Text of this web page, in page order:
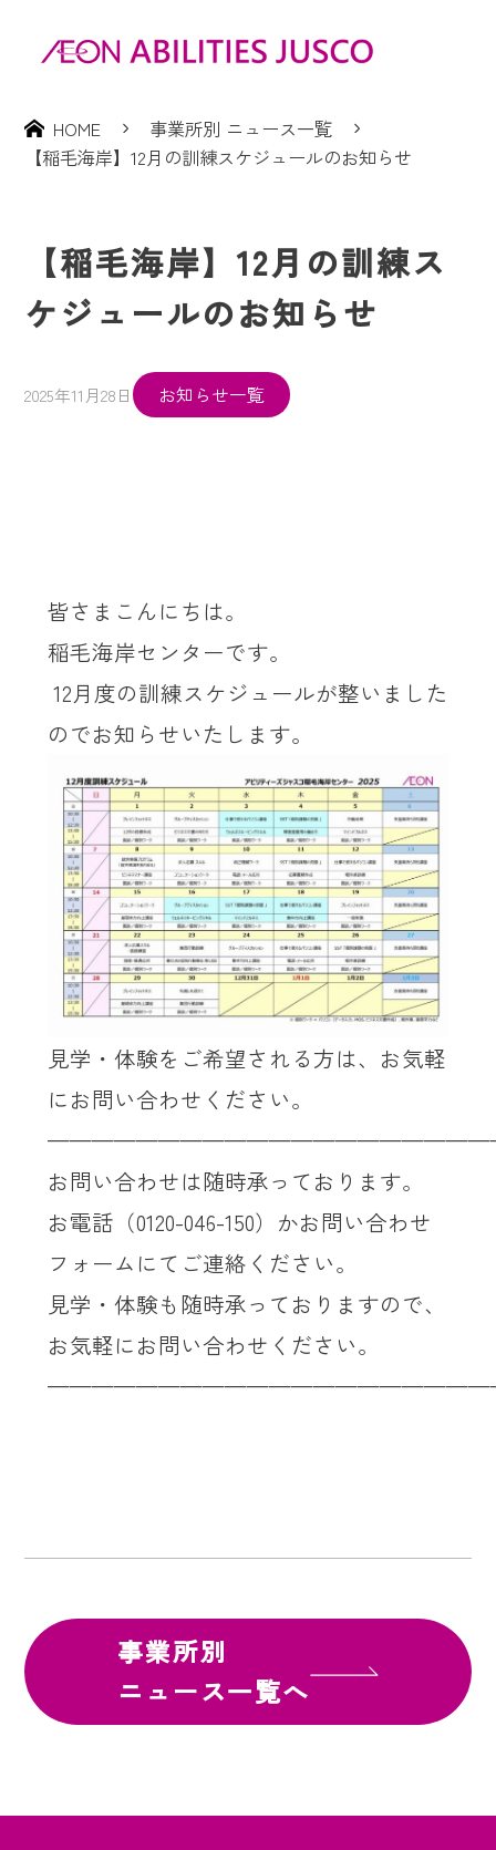
HOME
事業所別 ニュース一覧
【稲毛海岸】12月の訓練スケジュールのお知らせ
【稲毛海岸】12月の訓練ス
ケジュールのお知らせ
2025年11月28日 お知らせ一覧
皆さまこんにちは。
稲毛海岸センターです。
12月度の訓練スケジュールが整いました
のでお知らせいたします。
見学・体験をご希望される方は、お気軽
にお問い合わせください。
お問い合わせは随時承っております。
お電話（0120-046-150）かお問い合わせ
フォームにてご連絡ください。
見学・体験も随時承っておりますので、
お気軽にお問い合わせください。
事業所別
ニュース一覧へ